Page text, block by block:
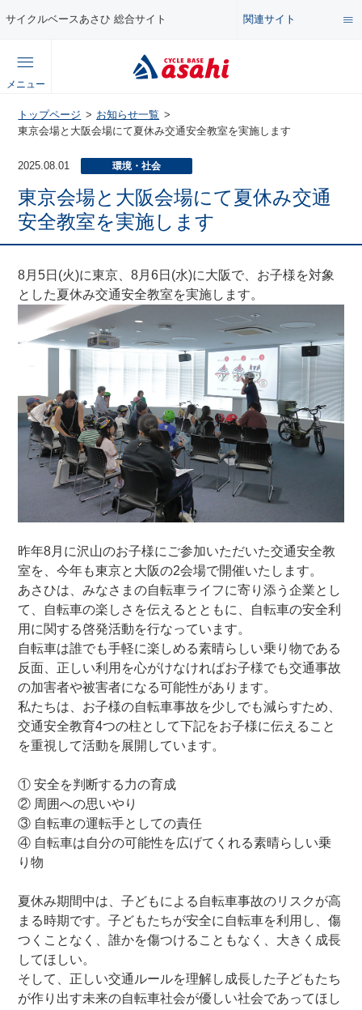
サイクルベースあさひ 総合サイト 関連サイト
総合サイト
公式オンラインストア
企業情報サイト
店舗情報サイト
メニュー
コンテンツ
特集・イベント
自転車・パーツの使い方・選び方
自転車の楽しみ方
ぶろぐ・で・あさひ
製品情報
オリジナルブランド一覧
日本代理店ブランド一覧
あさひのサービス
あさひブランド電動アシスト自転車購入特典
【提携店受取り】ネットで注文、お店で受取り
サイクルメイト
自転車買取&リユース販売サービス
サイクルベースあさひのボディ洗車サービス
法人・団体様向けまとめ買いサービス
トップページ
お知らせ一覧
東京会場と大阪会場にて夏休み交通安全教室を実施します
2025.08.01 環境・社会
東京会場と大阪会場にて夏休み交通
安全教室を実施します
8月5日(火)に東京、8月6日(水)に大阪で、お子様を対象
とした夏休み交通安全教室を実施します。
昨年8月に沢山のお子様にご参加いただいた交通安全教
室を、今年も東京と大阪の2会場で開催いたします。
あさひは、みなさまの自転車ライフに寄り添う企業とし
て、自転車の楽しさを伝えるとともに、自転車の安全利
用に関する啓発活動を行なっています。
自転車は誰でも手軽に楽しめる素晴らしい乗り物である
反面、正しい利用を心がけなければお子様でも交通事故
の加害者や被害者になる可能性があります。
私たちは、お子様の自転車事故を少しでも減らすため、
交通安全教育4つの柱として下記をお子様に伝えること
を重視して活動を展開しています。
① 安全を判断する力の育成
② 周囲への思いやり
③ 自転車の運転手としての責任
④ 自転車は自分の可能性を広げてくれる素晴らしい乗
り物
夏休み期間中は、子どもによる自転車事故のリスクが高
まる時期です。子どもたちが安全に自転車を利用し、傷
つくことなく、誰かを傷つけることもなく、大きく成長
してほしい。
そして、正しい交通ルールを理解し成長した子どもたち
が作り出す未来の自転車社会が優しい社会であってほし